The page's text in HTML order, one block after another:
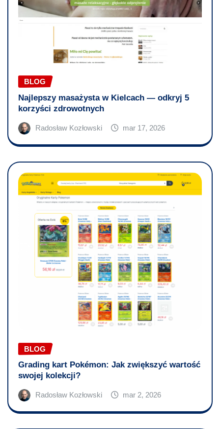
BLOG
Najlepszy masażysta w Kielcach — odkryj 5
korzyści zdrowotnych
Radosław Kozłowski mar 17, 2026
BLOG
Grading kart Pokémon: Jak zwiększyć wartość
swojej kolekcji?
Radosław Kozłowski mar 2, 2026